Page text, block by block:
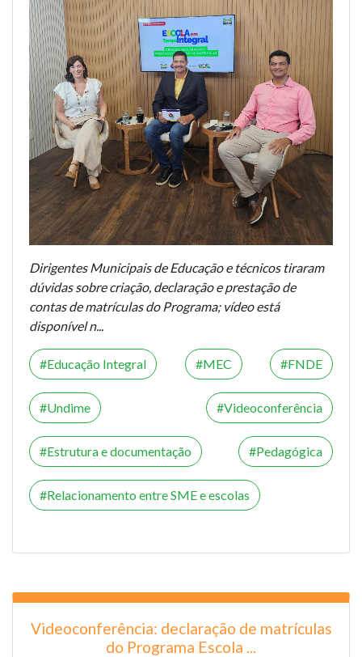
Dirigentes Municipais de Educação e técnicos tiraram
dúvidas sobre criação, declaração e prestação de
contas de matrículas do Programa; vídeo está
disponível n...
Educação Integral MEC FNDE
Undime Videoconferência
Estrutura e documentação Pedagógica
Relacionamento entre SME e escolas
Videoconferência: declaração de matrículas
do Programa Escola ...